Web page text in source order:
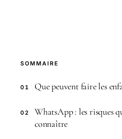
SOMMAIRE
01 Que peuvent faire les
02
WhatsApp : les risques
connaître